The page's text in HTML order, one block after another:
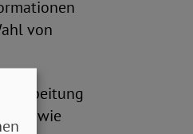
von
wie